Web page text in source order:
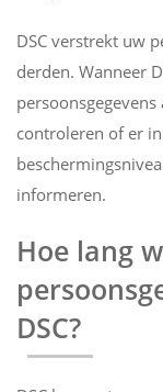
DSC verstrekt uw
derden. Wanneer
controleren of er
informeren.
Hoe lang
DSC?